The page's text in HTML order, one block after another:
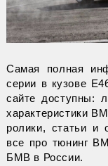
Самая полная
серии в кузове
сайте доступны:
характеристики
ролики, статьи и
все про тюнинг
БМВ в России.